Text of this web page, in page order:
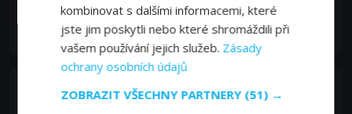
Andrew Brooke
Mr. Brooke
Selva Rasalingam
King Menehptre
kombinovat s dalšími informacemi, které
jste jim poskytli nebo které shromáždili při
vašem používání jejich služeb. Zásady
ochrany osobních údajů
ZOBRAZIT VŠECHNY PARTNERY (51) →